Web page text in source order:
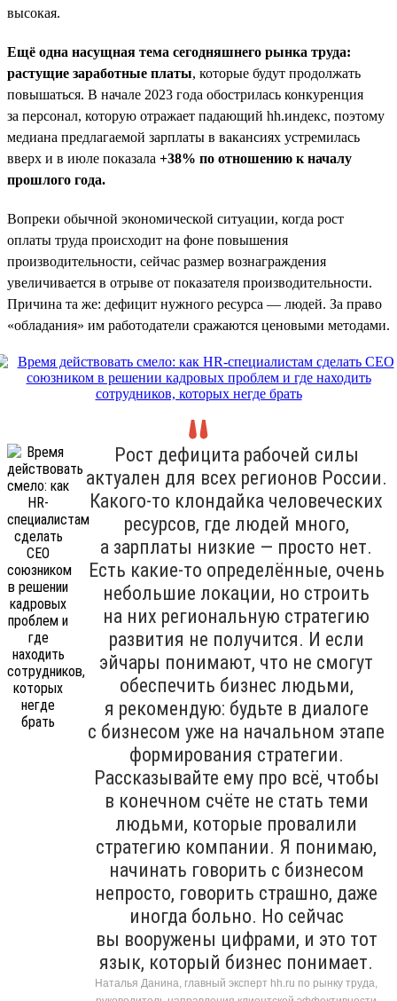
высокая.
Ещё одна насущная тема сегодняшнего рынка труда:
растущие заработные платы, которые будут продолжать
повышаться. В начале 2023 года обострилась конкуренция
за персонал, которую отражает падающий hh.индекс, поэтому
медиана предлагаемой зарплаты в вакансиях устремилась
вверх и в июле показала +38% по отношению к началу
прошлого года.
Вопреки обычной экономической ситуации, когда рост
оплаты труда происходит на фоне повышения
производительности, сейчас размер вознаграждения
увеличивается в отрыве от показателя производительности.
Причина та же: дефицит нужного ресурса — людей. За право
«обладания» им работодатели сражаются ценовыми методами.
Рост дефицита рабочей силы
актуален для всех регионов России.
Какого-то клондайка человеческих
ресурсов, где людей много,
а зарплаты низкие — просто нет.
Есть какие-то определённые, очень
небольшие локации, но строить
на них региональную стратегию
развития не получится. И если
эйчары понимают, что не смогут
обеспечить бизнес людьми,
я рекомендую: будьте в диалоге
с бизнесом уже на начальном этапе
формирования стратегии.
Рассказывайте ему про всё, чтобы
в конечном счёте не стать теми
людьми, которые провалили
стратегию компании. Я понимаю,
начинать говорить с бизнесом
непросто, говорить страшно, даже
иногда больно. Но сейчас
вы вооружены цифрами, и это тот
язык, который бизнес понимает.
Наталья Данина, главный эксперт hh.ru по рынку труда,